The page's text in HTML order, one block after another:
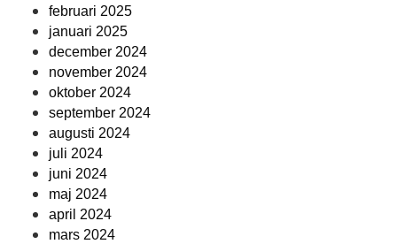
februari 2025
januari 2025
december 2024
november 2024
oktober 2024
september 2024
augusti 2024
juli 2024
juni 2024
maj 2024
april 2024
mars 2024